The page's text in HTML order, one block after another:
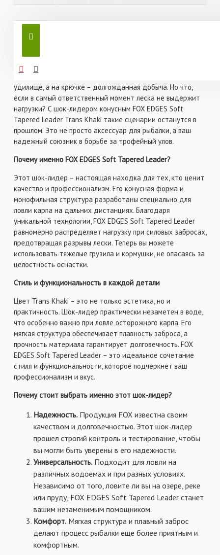
Шок-лидер конусный FOX EDGES Soft Tapered Leader Trans
Khaki – надежность, проверенная временем и
Представьте, как вы стоите на берегу водоема, ощущая
легкий бриз и запах свежего воздуха. В руках у вас
удилище, а на крючке – долгожданная добыча. Но что,
если в самый ответственный момент леска не выдержит
нагрузки? С шок-лидером конусным FOX EDGES Soft
Tapered Leader Trans Khaki такие сценарии останутся в
прошлом. Это не просто аксессуар для рыбалки, а ваш
надежный союзник в борьбе за трофейный улов.
Почему именно FOX EDGES Soft Tapered Leader?
Этот шок-лидер – настоящая находка для тех, кто ценит
качество и профессионализм. Его конусная форма и
монофильная структура разработаны специально для
ловли карпа на дальних дистанциях. Благодаря
уникальной технологии, FOX EDGES Soft Tapered Leader
равномерно распределяет нагрузку при силовых забросах,
предотвращая разрывы лески. Теперь вы можете
использовать тяжелые грузила и кормушки, не опасаясь за
целостность оснастки.
Стиль и функциональность в каждой детали
Цвет Trans Khaki – это не только эстетика, но и
практичность. Шок-лидер практически незаметен в воде,
что особенно важно при ловле осторожного карпа. Его
мягкая структура обеспечивает плавность заброса, а
прочность материала гарантирует долговечность. FOX
EDGES Soft Tapered Leader – это идеальное сочетание
стиля и функциональности, которое подчеркнет ваш
профессионализм и вкус.
Почему стоит выбрать именно этот шок-лидер?
Надежность. Продукция FOX известна своим
качеством и долговечностью. Этот шок-лидер
прошел строгий контроль и тестирование, чтобы
вы могли быть уверены в его надежности.
Универсальность. Подходит для ловли на
различных водоемах и при разных условиях.
Независимо от того, ловите ли вы на озере, реке
или пруду, FOX EDGES Soft Tapered Leader станет
вашим незаменимым помощником.
Комфорт. Мягкая структура и плавный заброс
делают процесс рыбалки еще более приятным и
комфортным.